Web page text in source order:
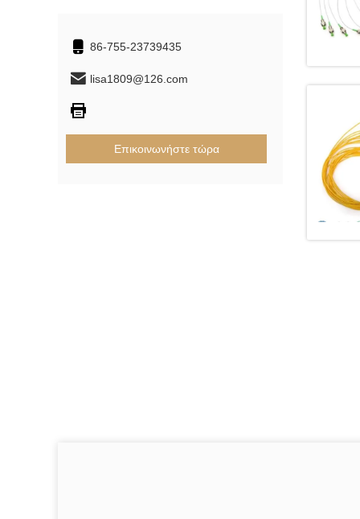
86-755-23739435
lisa1809@126.com
Επικοινωνήστε τώρα